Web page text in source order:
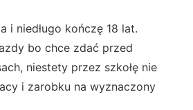
i niedługo kończę 18 lat.
bo chce zdać przed
niestety przez szkołę nie
i zarobku na wyznaczony